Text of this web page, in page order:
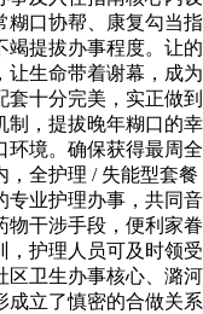
糊口协帮、康复勾当
竭提拔办事程度。让
让生命带着谢幕，成
套十分完美，实正做
制，提拔晚年糊口的
环境。确保获得最周
全护理 / 失能型套餐
专业护理办事，共同
物干涉手段，便利家
，护理人员可及时领
区卫生办事核心、潞
成立了慎密的合做关